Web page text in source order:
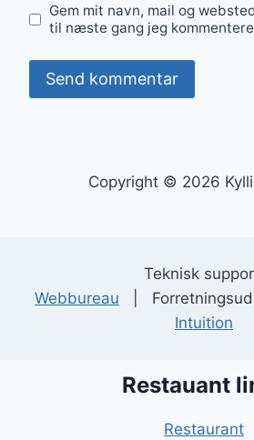
Gem mit navn, mail og
til næste gang jeg
Copyright © 2026
Teknisk
Webbureau |
Intuition
Restauant
Restaurant